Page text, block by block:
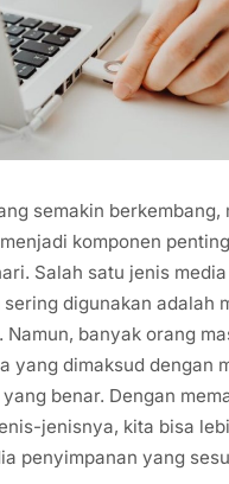
semakin berkembang,
komponen
Salah satu jenis media
digunakan adalah
banyak orang
yang dimaksud dengan
benar. Dengan
jenisnya, kita bisa
penyimpanan yang